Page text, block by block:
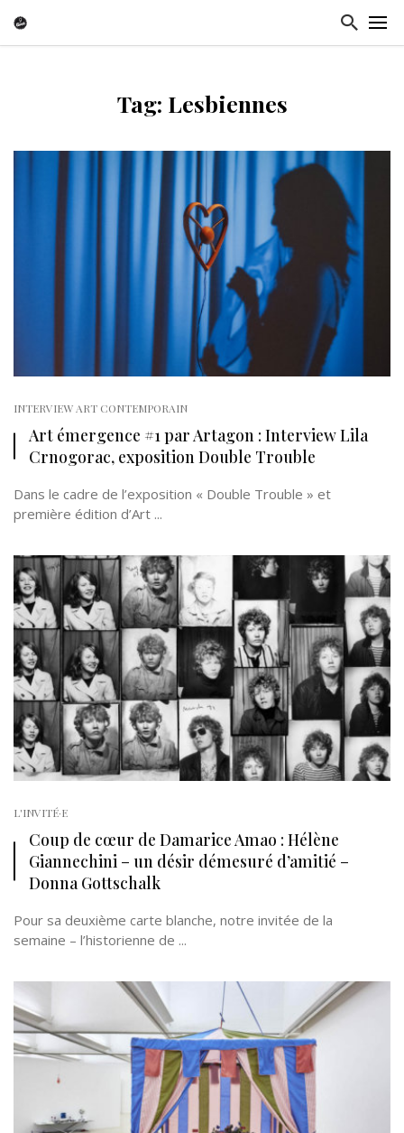
Tag: Lesbiennes
INTERVIEW ART CONTEMPORAIN
Art émergence #1 par Artagon : Interview Lila
Crnogorac, exposition Double Trouble
Dans le cadre de l’exposition « Double Trouble » et
première édition d’Art ...
L'INVITÉ·E
Coup de cœur de Damarice Amao : Hélène
Giannechini – un désir démesuré d’amitié –
Donna Gottschalk
Pour sa deuxième carte blanche, notre invitée de la
semaine – l’historienne de ...